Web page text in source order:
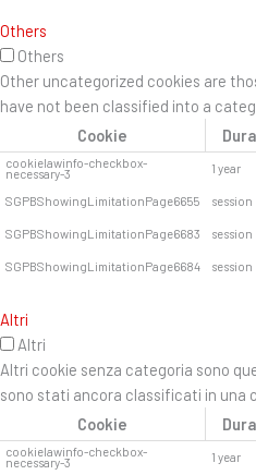
Others
Others
Other uncategorized cookies are
have not been classified into a
Cookie
cookielawinfo-checkbox-
necessary-3 1 year
SGPBShowingLimitationPage6655
session
SGPBShowingLimitationPage6683
session
SGPBShowingLimitationPage6684
session
Altri
Altri
Altri cookie senza categoria sono
sono stati ancora classificati in una
Cookie
cookielawinfo-checkbox-
necessary-3 1 year